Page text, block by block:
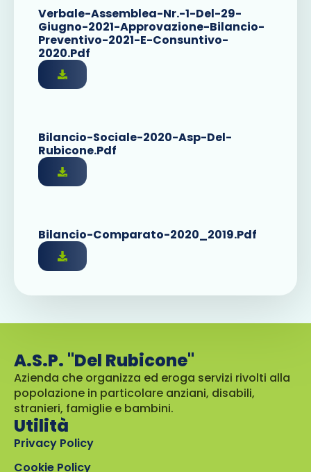
Verbale-Assemblea-Nr.-1-Del-29-
Giugno-2021-Approvazione-Bilancio-
Preventivo-2021-E-Consuntivo-
2020.pdf
Bilancio-Sociale-2020-Asp-Del-
Rubicone.pdf
Bilancio-Comparato-2020_2019.pdf
A.S.P. "Del Rubicone"
Azienda che organizza ed eroga servizi rivolti alla
popolazione in particolare anziani, disabili,
stranieri, famiglie e bambini.
Utilità
Privacy Policy
Cookie Policy